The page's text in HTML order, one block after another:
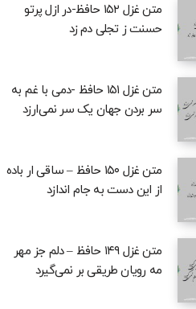
متن غزل ۱۵۲ حافظ-در ازل پرتو
حسنت ز تجلی دم زد
متن غزل ۱۵۱ حافظ -دمی با غم به
سر بردن جهان یک سر نمی‌ارزد
متن غزل ۱۵۰ حافظ – ساقی ار باده
از این دست به جام اندازد
متن غزل ۱۴۹ حافظ – دلم جز مهر
مه رویان طریقی بر نمی‌گیرد